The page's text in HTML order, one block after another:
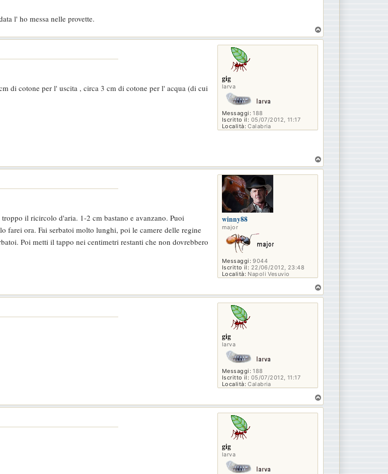
l' ho messa nelle provette.
o
gig
larva
Messaggi: 188
Iscritto il: 05/07/2012, 11:17
Località: Calabria
di cotone per l' uscita , circa 3 cm di cotone per l' acqua (di cui
o
winny88
major
Messaggi: 9044
Iscritto il: 22/06/2012, 23:48
Località: Napoli Vesuvio
il ricircolo d'aria. 1-2 cm bastano e avanzano. Puoi
farei ora. Fai serbatoi molto lunghi, poi le camere delle regine
Poi metti il tappo nei centimetri restanti che non dovrebbero
o
gig
larva
Messaggi: 188
Iscritto il: 05/07/2012, 11:17
Località: Calabria
o
gig
larva